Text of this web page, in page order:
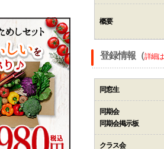
概要
登録情報（詳細
同窓生
同期会
同期会掲示板
クラス会